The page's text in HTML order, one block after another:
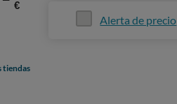
€
Alerta de precio
tiendas